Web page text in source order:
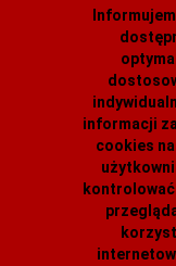
informacji
cookies